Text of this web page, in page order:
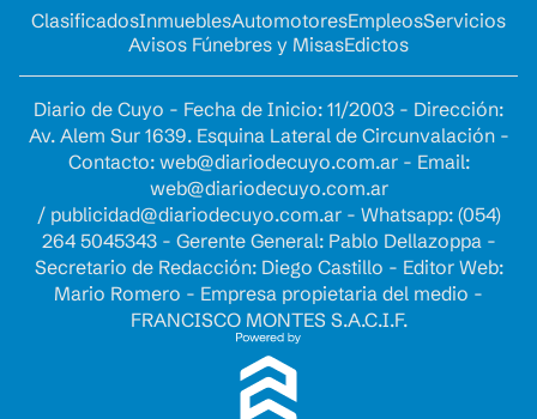
ClasificadosInmueblesAutomotoresEmpleosServicios
Avisos Fúnebres y MisasEdictos
Diario de Cuyo - Fecha de Inicio: 11/2003 - Dirección:
Av. Alem Sur 1639. Esquina Lateral de Circunvalación -
Contacto: web@diariodecuyo.com.ar- Email:
web@diariodecuyo.com.ar
/ publicidad@diariodecuyo.com.ar- Whatsapp: (054)
264 5045343 - Gerente General: Pablo Dellazoppa -
Secretario de Redacción: Diego Castillo - Editor Web:
Mario Romero - Empresa propietaria del medio -
FRANCISCO MONTES S.A.C.I.F.